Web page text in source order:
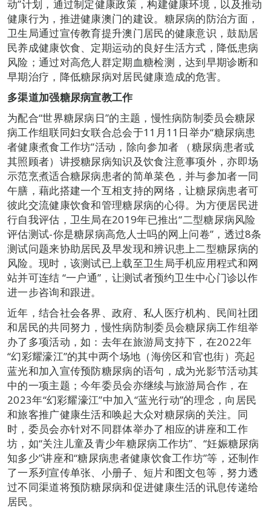
动”计划，通过制定健康政策，构建健康环境，以及推动
健康行为，推进健康澳门的建设。糖尿病的防治方面，
卫生局通过宣传教育提升澳门居民的健康意识，鼓励居
民养成健康饮食、定期运动的良好生活方式，降低患病
风险；通过对高危人群定期血糖检测，达到早期诊断和
早期治疗，降低糖尿病对居民健康造成的危害。
多渠道加强糖尿病宣教工作
为配合“世界糖尿病日”的主题，慢性病防制委员会糖尿
病工作组联同妇女联合总会于11月11日举办“糖尿病患
者健康煮食工作坊”活动，除向参加者 （糖尿病患者或
其照顾者）讲授糖尿病知识及饮食注意事项外，亦即场
示范烹煮适合糖尿病患者的简单菜色，并与参加者一同
午膳，藉此搭建一个互相支持的网络，让糖尿病患者可
彼此交流健康饮食和管理糖尿病的心得。为方便居民进
行自我评估，卫生局在2019年已推出“二型糖尿病风险
评估测试-你是糖尿病高危人士吗的网上问卷”，透过8条
测试问题来协助居民及早发现和辨识患上二型糖尿病的
风险。现时，该测试已上载至卫生局手机应用程式和网
站并可连结 “一户通”，让测试者预约卫生中心门诊以作
进一步咨询和跟进。
近年，结合社会各界、政府、私人医疗机构、民间社团
和居民的共同努力，慢性病防制委员会糖尿病工作组举
办了多项活动，如：去年在旅游局支持下，在2022年
“幻彩耀濠江”的其中两个场地（海傍区和官也街）亮起
蓝光和加入宣传预防糖尿病的语句，成为光影节活动其
中的一项主题；今年委员会亦继续与旅游局合作，在
2023年“幻彩耀濠江”中加入“蓝光行动”的理念，向居民
和旅客推广健康生活和唤起大众对糖尿病的关注。同
时，委员会亦针对不同群体举办了相应的讲座和工作
坊，如“关注儿童及青少年糖尿病工作坊”、“妊娠糖尿病
知多少”讲座和“糖尿病患者健康饮食工作坊”等，还制作
了一系列宣传单张、小册子、短片和图文包等，努力透
过不同渠道将预防糖尿病和促进健康生活的讯息传递给
居民。